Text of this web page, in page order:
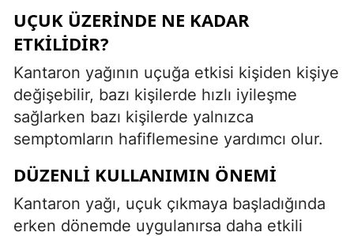
UÇUK ÜZERINDE NE KADAR
ETKILIDIR?
Kantaron yağının uçuğa etkisi kişiden kişiye
değişebilir, bazı kişilerde hızlı iyileşme
sağlarken bazı kişilerde yalnızca
semptomların hafiflemesine yardımcı olur.
DÜZENLI KULLANIMIN ÖNEMI
Kantaron yağı, uçuk çıkmaya başladığında
erken dönemde uygulanırsa daha etkili